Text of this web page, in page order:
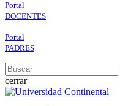
Portal
DOCENTES
Portal
PADRES
cerrar
Close